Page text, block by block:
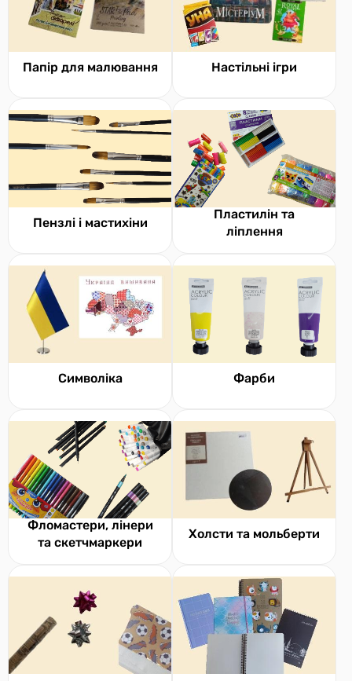
Папір для малювання Настільні ігри
Пензлі і мастихіни
Пластилін та
ліплення
Символіка Фарби
Фломастери, лінери
та скетчмаркери
Холсти та мольберти